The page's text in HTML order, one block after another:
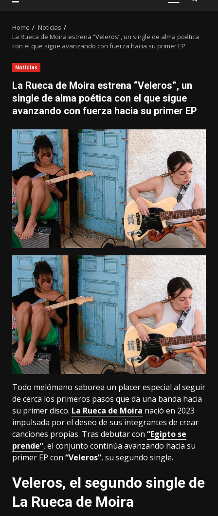
PRIMARY
Home
Noticias
La Rueca de Moira estrena “Veleros”, un single de alma poética
con el que sigue avanzando con fuerza hacia su primer EP
Noticias
La Rueca de Moira estrena “Veleros”, un
single de alma poética con el que sigue
avanzando con fuerza hacia su primer EP
Todo melómano saborea un placer especial al seguir
de cerca los primeros pasos que da una banda hacia
su primer disco. La Rueca de Moira nació en 2023
impulsada por el deseo de sus integrantes de crear
canciones propias. Tras debutar con “Egipto se
prende”, el conjunto continúa avanzando hacia su
primer EP con “Veleros”, su segundo single.
Veleros, el segundo single de
La Rueca de Moira